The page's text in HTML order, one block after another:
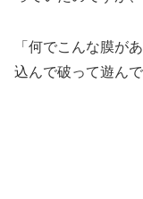
「何でこんな膜が
込んで破って遊ん